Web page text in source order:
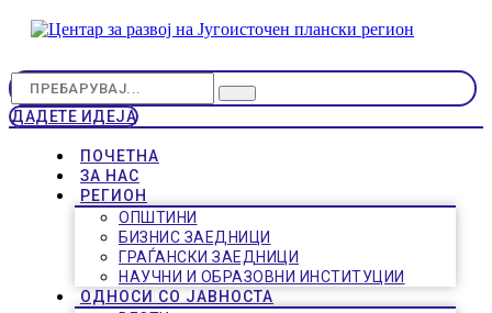
ДАДЕТЕ ИДЕЈА
ПОЧЕТНА
ЗА НАС
РЕГИОН
ОПШТИНИ
БИЗНИС ЗАЕДНИЦИ
ГРАЃАНСКИ ЗАЕДНИЦИ
НАУЧНИ И ОБРАЗОВНИ ИНСТИТУЦИИ
ОДНОСИ СО ЈАВНОСТА